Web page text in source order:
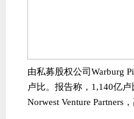
由私募股权公司Warburg
卢比。报告称，1,140亿
Norwest Venture Partners